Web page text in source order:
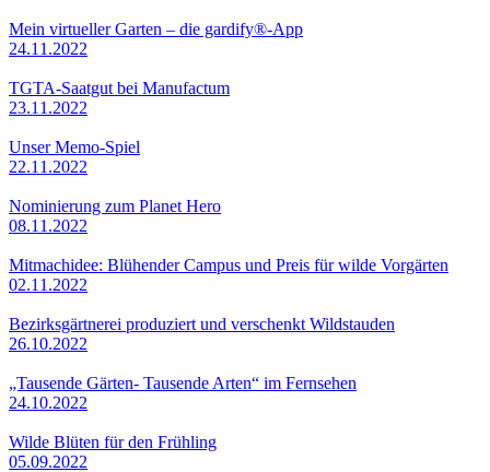
Mein virtueller Garten – die gardify®-App
24.11.2022
TGTA-Saatgut bei Manufactum
23.11.2022
Unser Memo-Spiel
22.11.2022
Nominierung zum Planet Hero
08.11.2022
Mitmachidee: Blühender Campus und Preis für wilde Vorgärten
02.11.2022
Bezirksgärtnerei produziert und verschenkt Wildstauden
26.10.2022
„Tausende Gärten- Tausende Arten“ im Fernsehen
24.10.2022
Wilde Blüten für den Frühling
05.09.2022